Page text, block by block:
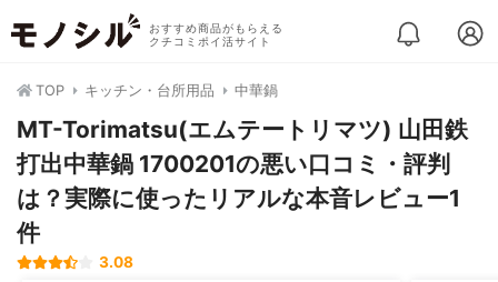
おすすめ商品がもらえる
クチコミポイ活サイト
TOP キッチン・台所用品 中華鍋
MT-Torimatsu(エムテートリマツ) 山田鉄
打出中華鍋 1700201の悪い口コミ・評判
は？実際に使ったリアルな本音レビュー1
件
3.08